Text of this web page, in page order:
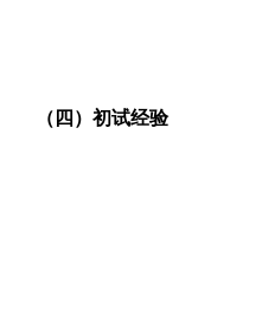
（四） 初试经验